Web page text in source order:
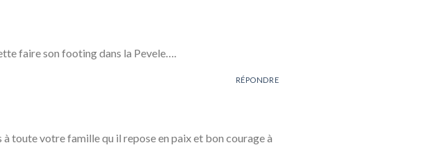
faire son footing dans la Pevele….
RÉPONDRE
à toute votre famille qu il repose en paix et bon courage à